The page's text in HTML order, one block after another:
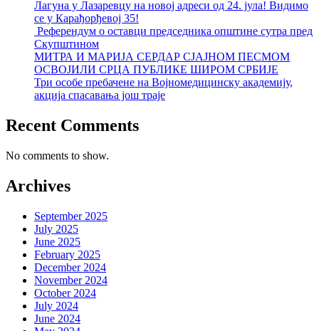
Лагуна у Лазаревцу на новој адреси од 24. јула! Видимо
се у Карађорђевој 35!
Референдум о оставци председника општине сутра пред
Скупштином
МИТРА И МАРИЈА СЕРДАР СЈАЈНОМ ПЕСМОМ
ОСВОЈИЛИ СРЦА ПУБЛИКЕ ШИРОМ СРБИЈЕ
Три особе пребачене на Војномедицинску академију,
акција спасавања још траје
Recent Comments
No comments to show.
Archives
September 2025
July 2025
June 2025
February 2025
December 2024
November 2024
October 2024
July 2024
June 2024